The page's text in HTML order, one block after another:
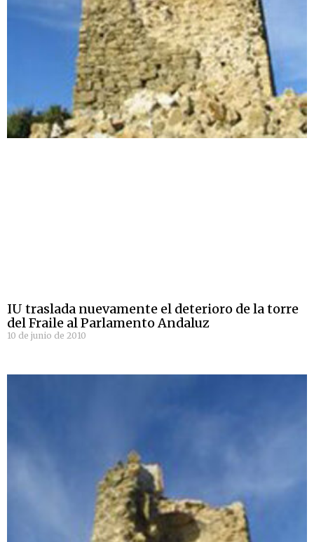
IU traslada nuevamente el deterioro de la torre
del Fraile al Parlamento Andaluz
10 de junio de 2010